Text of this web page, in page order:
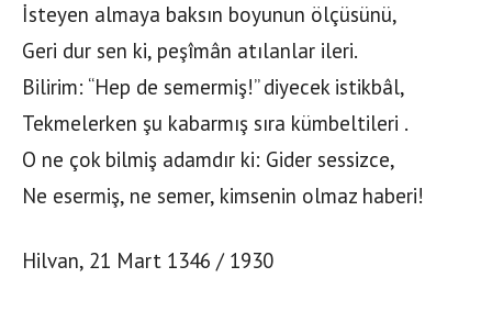
İsteyen almaya baksın boyunun ölçüsünü,
Geri dur sen ki, peşîmân atılanlar ileri.
Bilirim: “Hep de semermiş!” diyecek istikbâl,
Tekmelerken şu kabarmış sıra kümbeltileri .
O ne çok bilmiş adamdır ki: Gider sessizce,
Ne esermiş, ne semer, kimsenin olmaz haberi!
Hilvan, 21 Mart 1346 / 1930